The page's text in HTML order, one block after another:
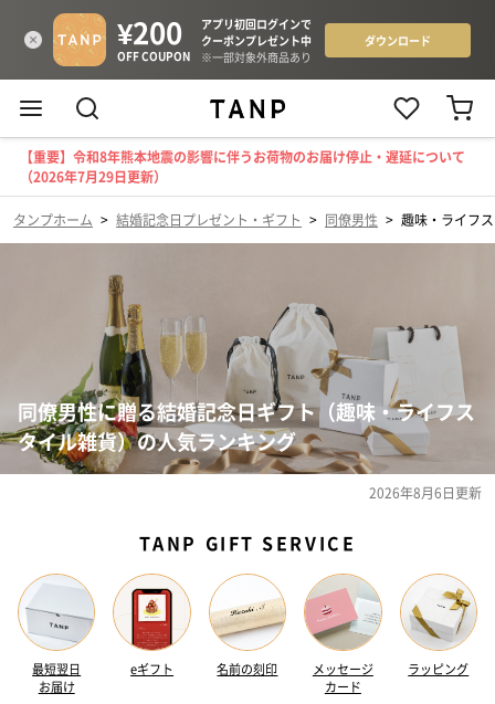
【重要】令和8年熊本地震の影響に伴うお荷物のお届け停止・遅延について
（2026年7月29日更新）
タンプホーム > 結婚記念日プレゼント・ギフト > 同僚男性 > 趣味・ライフ
同僚男性に贈る結婚記念日ギフト（趣味・ライフス
タイル雑貨）の人気ランキング
2026年8月6日更新
TANP GIFT SERVICE
最短翌日
お届け
eギフト 名前の刻印
メッセージ
カード
ラッピング